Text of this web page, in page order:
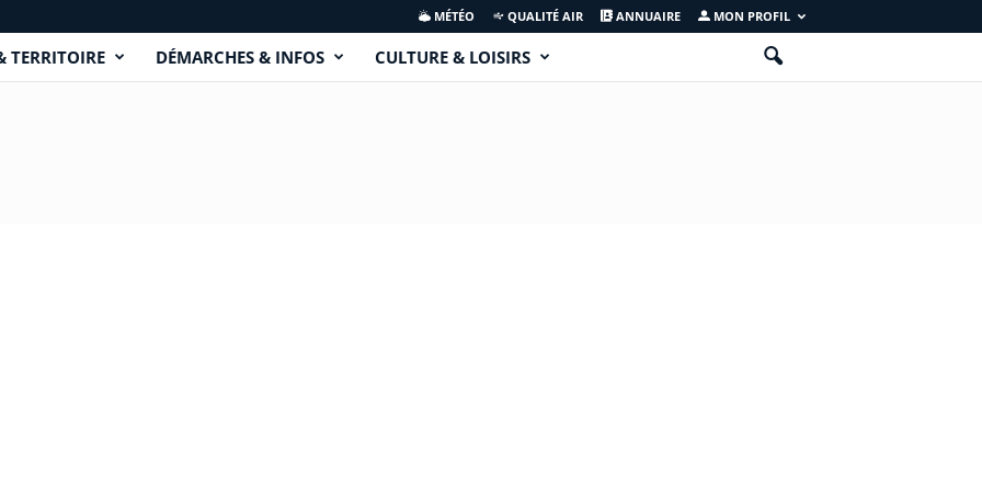
MÉTÉO QUALITÉ AIR ANNUAIRE MON PROFIL
TERRITOIRE DÉMARCHES & INFOS CULTURE & LOISIRS